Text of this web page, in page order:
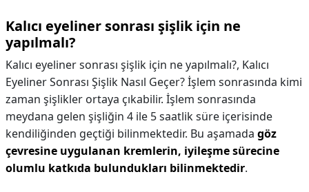
Kalıcı eyeliner sonrası şişlik için ne
yapılmalı?
Kalıcı eyeliner sonrası şişlik için ne yapılmalı?, Kalıcı
Eyeliner Sonrası Şişlik Nasıl Geçer? İşlem sonrasında kimi
zaman şişlikler ortaya çıkabilir. İşlem sonrasında
meydana gelen şişliğin 4 ile 5 saatlik süre içerisinde
kendiliğinden geçtiği bilinmektedir. Bu aşamada göz
çevresine uygulanan kremlerin, iyileşme sürecine
olumlu katkıda bulundukları bilinmektedir.